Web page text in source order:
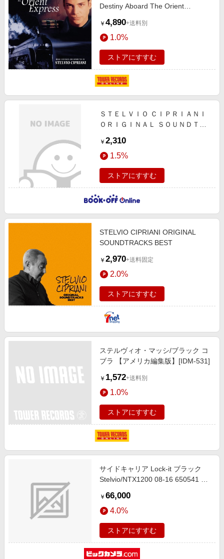
Destiny Aboard The Orient
￥ 4,890+送料別
1.0%
ストアにすすむ
ＳＴＥＬＶＩＯ ＣＩＰＲＩＡＮＩ
ＯＲＩＧＩＮＡＬ ＳＯＵＮＤＴＲ
￥ 2,310
1.5%
ストアにすすむ
STELVIO CIPRIANI ORIGINAL
SOUNDTRACKS BEST
￥ 2,970+送料固定
2.0%
ストアにすすむ
ステルヴィオ・マッシ/ブラック コ
ブラ 【アメリカ編集版】[IDM-531]
￥ 1,572+送料別
1.0%
ストアにすすむ
サイドキャリア Lock-it ブラック
Stelvio/NTX1200 08-16 650541 00
￥ 66,000
4.0%
ストアにすすむ